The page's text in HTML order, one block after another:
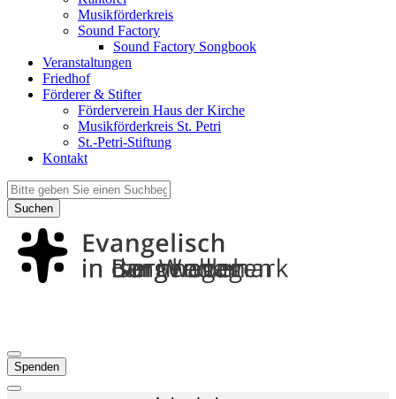
Musikförderkreis
Sound Factory
Sound Factory Songbook
Veranstaltungen
Friedhof
Förderer & Stifter
Förderverein Haus der Kirche
Musikförderkreis St. Petri
St.-Petri-Stiftung
Kontakt
Suchen
Spenden